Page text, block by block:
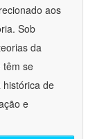
aos
Sob
da
têm se
de
e